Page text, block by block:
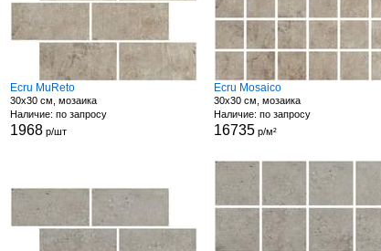
Ecru MuReto
30x30 см, мозаика
Наличие: по запросу
1968р/шт
Ecru Mosaico
30x30 см, мозаика
Наличие: по запросу
16735 р/м²